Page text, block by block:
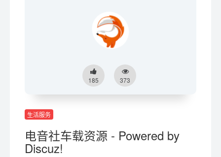
185 373
生活服务
电音社车载资源 - Powered by
Discuz!